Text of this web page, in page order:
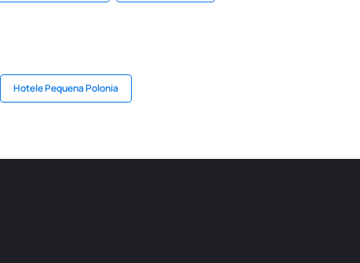
Hotele Pequena Polonia